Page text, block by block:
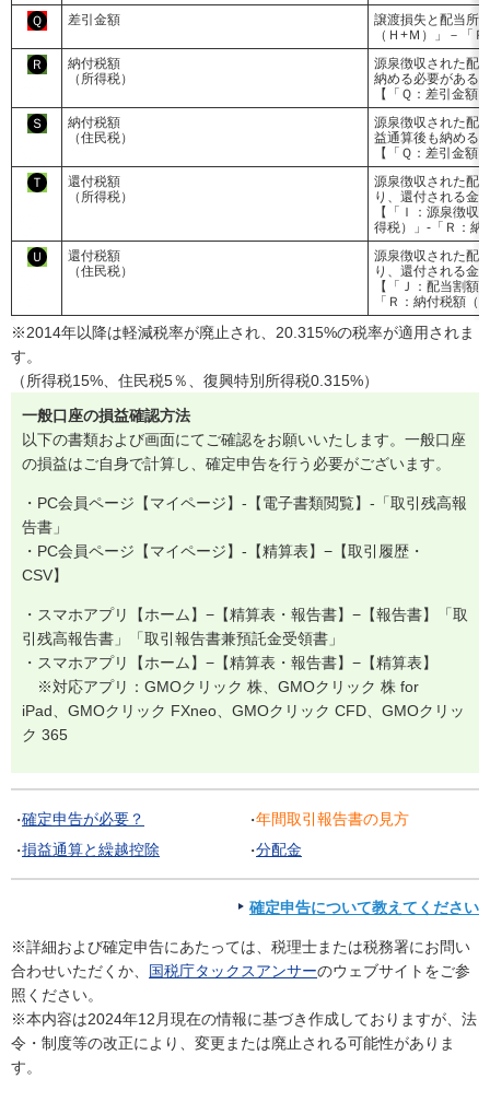
Ｑ 差引金額
譲渡損失と配当所
（Ｈ+Ｍ）」－「
Ｒ
納付税額
（所得税）
源泉徴収された配
納める必要がある
【「Ｑ：差引金額
Ｓ
納付税額
（住民税）
源泉徴収された配
益通算後も納める
【「Ｑ：差引金額
Ｔ
還付税額
（所得税）
源泉徴収された配
り、還付される金
【「Ｉ：源泉徴収
得税）」-「Ｒ：納
Ｕ
還付税額
（住民税）
源泉徴収された配
り、還付される金
【「Ｊ：配当割額
「Ｒ：納付税額（
※2014年以降は軽減税率が廃止され、20.315%の税率が適用されま
す。
（所得税15%、住民税5％、復興特別所得税0.315%）
一般口座の損益確認方法
以下の書類および画面にてご確認をお願いいたします。一般口座
の損益はご自身で計算し、確定申告を行う必要がございます。
・PC会員ページ【マイページ】-【電子書類閲覧】-「取引残高報
告書」
・PC会員ページ【マイページ】-【精算表】−【取引履歴・
CSV】
・スマホアプリ【ホーム】−【精算表・報告書】−【報告書】「取
引残高報告書」「取引報告書兼預託金受領書」
・スマホアプリ【ホーム】−【精算表・報告書】−【精算表】
※対応アプリ：GMOクリック 株、GMOクリック 株 for
iPad、GMOクリック FXneo、GMOクリック CFD、GMOクリッ
ク 365
確定申告が必要？
年間取引報告書の見方
損益通算と繰越控除
分配金
確定申告について教えてください
※詳細および確定申告にあたっては、税理士または税務署にお問い
合わせいただくか、 国税庁タックスアンサーのウェブサイトをご参
照ください。
※本内容は2024年12月現在の情報に基づき作成しておりますが、法
令・制度等の改正により、変更または廃止される可能性がありま
す。